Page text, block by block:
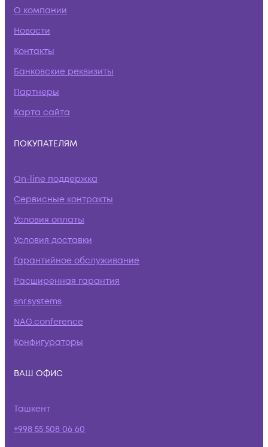
О компании
Новости
Контакты
Банковские реквизиты
Партнеры
Карта сайта
ПОКУПАТЕЛЯМ
On-line поддержка
Сервисные контракты
Условия оплаты
Условия доставки
Гарантийное обслуживание
Расширенная гарантия
snr.systems
NAG.conference
Конфигураторы
ВАШ ОФИС
Ташкент
+998 55 508 06 60